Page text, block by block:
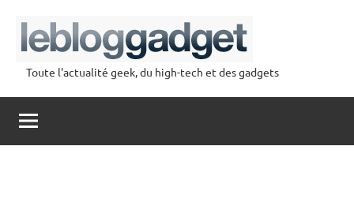
contenu
lebloggadget
Toute l'actualité geek, du high-tech et des gadgets